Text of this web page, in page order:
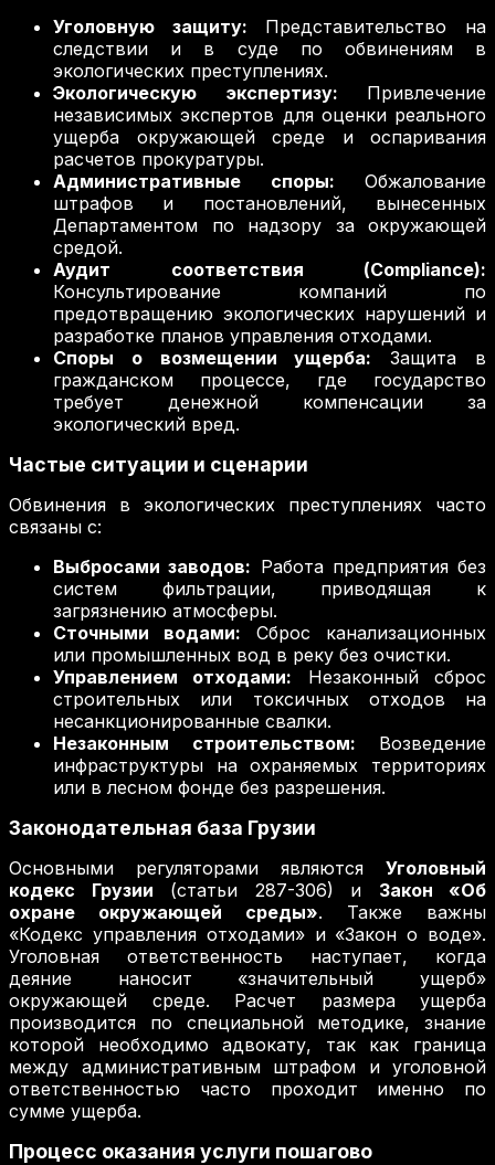
Уголовную защиту: Представительство на
следствии и в суде по обвинениям в
экологических преступлениях.
Экологическую экспертизу: Привлечение
независимых экспертов для оценки реального
ущерба окружающей среде и оспаривания
расчетов прокуратуры.
Административные споры: Обжалование
штрафов и постановлений, вынесенных
Департаментом по надзору за окружающей
средой.
Аудит соответствия (Compliance):
Консультирование компаний по
предотвращению экологических нарушений и
разработке планов управления отходами.
Споры о возмещении ущерба: Защита в
гражданском процессе, где государство
требует денежной компенсации за
экологический вред.
Частые ситуации и сценарии
Обвинения в экологических преступлениях часто
связаны с:
Выбросами заводов: Работа предприятия без
систем фильтрации, приводящая к
загрязнению атмосферы.
Сточными водами: Сброс канализационных
или промышленных вод в реку без очистки.
Управлением отходами: Незаконный сброс
строительных или токсичных отходов на
несанкционированные свалки.
Незаконным строительством: Возведение
инфраструктуры на охраняемых территориях
или в лесном фонде без разрешения.
Законодательная база Грузии
Основными регуляторами являются Уголовный
кодекс Грузии (статьи 287-306) и Закон «Об
охране окружающей среды». Также важны
«Кодекс управления отходами» и «Закон о воде».
Уголовная ответственность наступает, когда
деяние наносит «значительный ущерб»
окружающей среде. Расчет размера ущерба
производится по специальной методике, знание
которой необходимо адвокату, так как граница
между административным штрафом и уголовной
ответственностью часто проходит именно по
сумме ущерба.
Процесс оказания услуги пошагово